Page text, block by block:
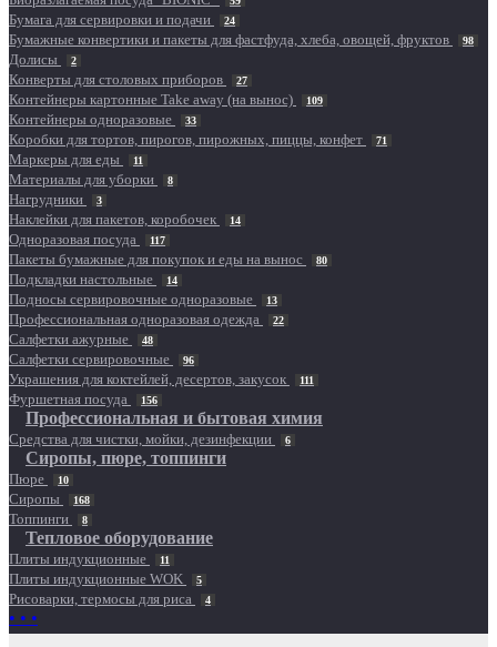
Бумага для сервировки и подачи 24
Бумажные конвертики и пакеты для фастфуда, хлеба, овощей, фруктов 98
Долисы 2
Конверты для столовых приборов 27
Контейнеры картонные Take away (на вынос) 109
Контейнеры одноразовые 33
Коробки для тортов, пирогов, пирожных, пиццы, конфет 71
Маркеры для еды 11
Материалы для уборки 8
Нагрудники 3
Наклейки для пакетов, коробочек 14
Одноразовая посуда 117
Пакеты бумажные для покупок и еды на вынос 80
Подкладки настольные 14
Подносы сервировочные одноразовые 13
Профессиональная одноразовая одежда 22
Салфетки ажурные 48
Салфетки сервировочные 96
Украшения для коктейлей, десертов, закусок 111
Фуршетная посуда 156
Профессиональная и бытовая химия
Средства для чистки, мойки, дезинфекции 6
Сиропы, пюре, топпинги
Пюре 10
Сиропы 168
Топпинги 8
Тепловое оборудование
Плиты индукционные 11
Плиты индукционные WOK 5
Рисоварки, термосы для риса 4
• • •